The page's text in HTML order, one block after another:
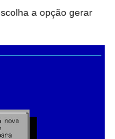
a opção gerar